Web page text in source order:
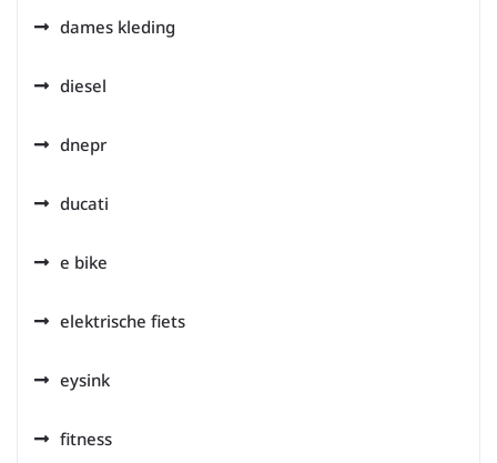
dames kleding
diesel
dnepr
ducati
e bike
elektrische fiets
eysink
fitness